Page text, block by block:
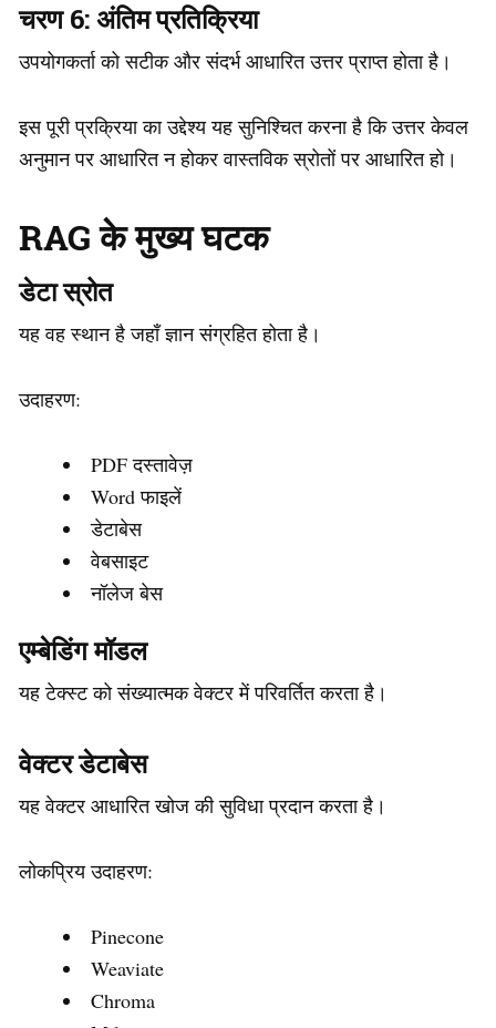
चरण 6: अंतिम प्रतिक्रिया
उपयोगकर्ता को सटीक और संदर्भ आधारित उत्तर प्राप्त होता है।
इस पूरी प्रक्रिया का उद्देश्य यह सुनिश्चित करना है कि उत्तर केवल
अनुमान पर आधारित न होकर वास्तविक स्रोतों पर आधारित हो।
RAG के मुख्य घटक
डेटा स्रोत
यह वह स्थान है जहाँ ज्ञान संग्रहित होता है।
उदाहरण:
PDF दस्तावेज़
Word फाइलें
डेटाबेस
वेबसाइट
नॉलेज बेस
एम्बेडिंग मॉडल
यह टेक्स्ट को संख्यात्मक वेक्टर में परिवर्तित करता है।
वेक्टर डेटाबेस
यह वेक्टर आधारित खोज की सुविधा प्रदान करता है।
लोकप्रिय उदाहरण:
Pinecone
Weaviate
Chroma